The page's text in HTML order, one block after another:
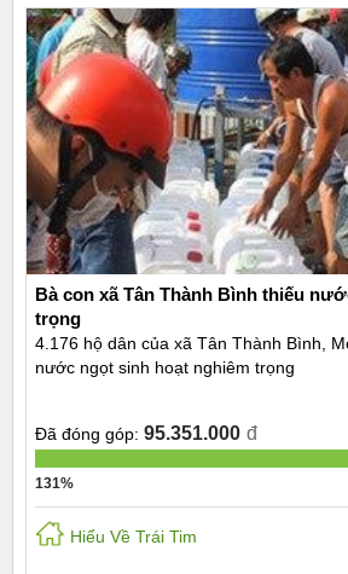
Bà con xã Tân Thành Bình thiếu
trọng
4.176 hộ dân của xã Tân Thành Bình,
nước ngọt sinh hoạt nghiêm trọng
Đã đóng góp: 95.351.000 đ
131%
Hiểu Về Trái Tim